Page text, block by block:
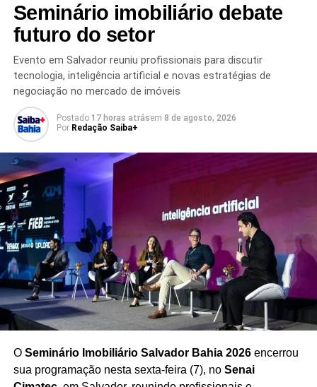
PRÓXIMO
Projeto Axé abre inscrições para cursos gratuitos
de arteducação em Salvador
NÃO PERCA
Teleférico do Subúrbio terá ligação com VLT em
Salvador
Seminário imobiliário debate
futuro do setor
Evento em Salvador reuniu profissionais para discutir
tecnologia, inteligência artificial e novas estratégias de
negociação no mercado de imóveis
Postado 17 horas atrásem 8 de agosto, 2026
Por Redação Saiba+
O Seminário Imobiliário Salvador Bahia 2026encerrou
sua programação nesta sexta-feira (7), no Senai